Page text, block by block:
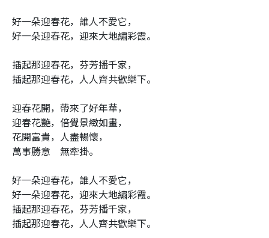
好一朵迎春花，誰人不愛它，
好一朵迎春花，迎來大地繡彩霞。
插起那迎春花，芬芳播千家，
插起那迎春花，人人齊共歡樂下。
迎春花開，帶來了好年華，
迎春花艷，倍覺景緻如畫，
花開富貴，人盡暢懷，
萬事勝意 無牽掛。
好一朵迎春花，誰人不愛它，
好一朵迎春花，迎來大地繡彩霞。
插起那迎春花，芬芳播千家，
插起那迎春花，人人齊共歡樂下。